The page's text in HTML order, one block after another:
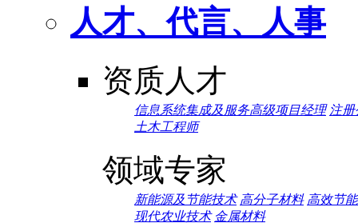
人才、代言、人事
资质人才
信息系统集成及服务高级项目经理 注
土木工程师
领域专家
新能源及节能技术 高分子材料 高效节
现代农业技术 金属材料